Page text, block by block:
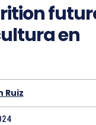
en
Ruiz